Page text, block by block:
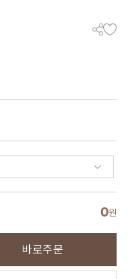
0원
바로주문